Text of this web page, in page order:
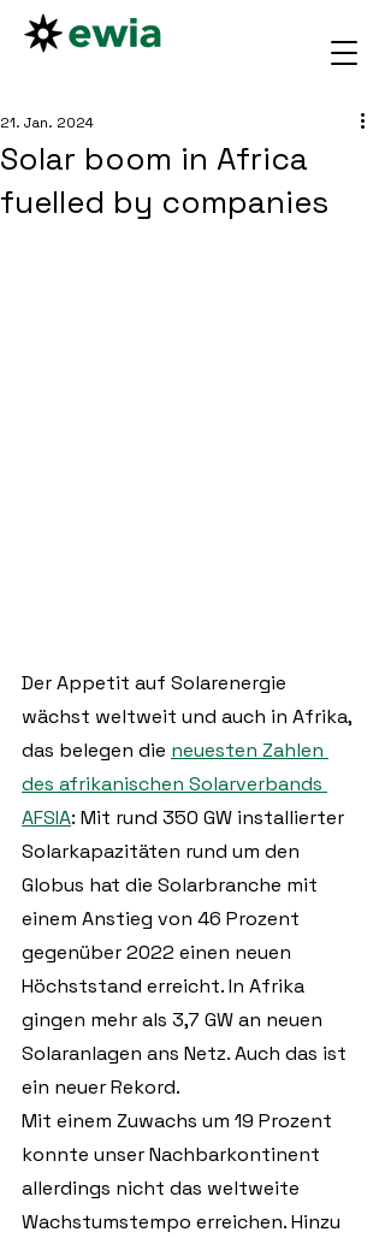
Solar boom in Africa
fuelled by companies
21. Jan. 2024
Der Appetit auf Solarenergie
wächst weltweit und auch in Afrika,
das belegen die neuesten Zahlen
des afrikanischen Solarverbands
AFSIA: Mit rund 350 GW installierter
Solarkapazitäten rund um den
Globus hat die Solarbranche mit
einem Anstieg von 46 Prozent
gegenüber 2022 einen neuen
Höchststand erreicht. In Afrika
gingen mehr als 3,7 GW an neuen
Solaranlagen ans Netz. Auch das ist
ein neuer Rekord.
Mit einem Zuwachs um 19 Prozent
konnte unser Nachbarkontinent
allerdings nicht das weltweite
Wachstumstempo erreichen. Hinzu